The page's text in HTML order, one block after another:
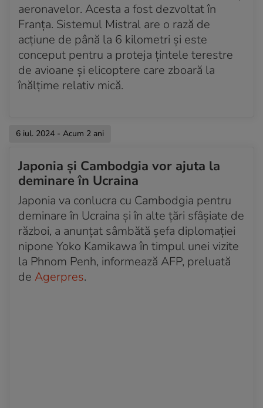
aeronavelor. Acesta a fost dezvoltat în
Franța. Sistemul Mistral are o rază de
acțiune de până la 6 kilometri și este
conceput pentru a proteja țintele terestre
de avioane și elicoptere care zboară la
înălțime relativ mică.
6 iul. 2024 - Acum 2 ani
Japonia şi Cambodgia vor ajuta la
deminare în Ucraina
Japonia va conlucra cu Cambodgia pentru
deminare în Ucraina şi în alte ţări sfâşiate de
război, a anunţat sâmbătă şefa diplomaţiei
nipone Yoko Kamikawa în timpul unei vizite
la Phnom Penh, informează AFP, preluată
de Agerpres.